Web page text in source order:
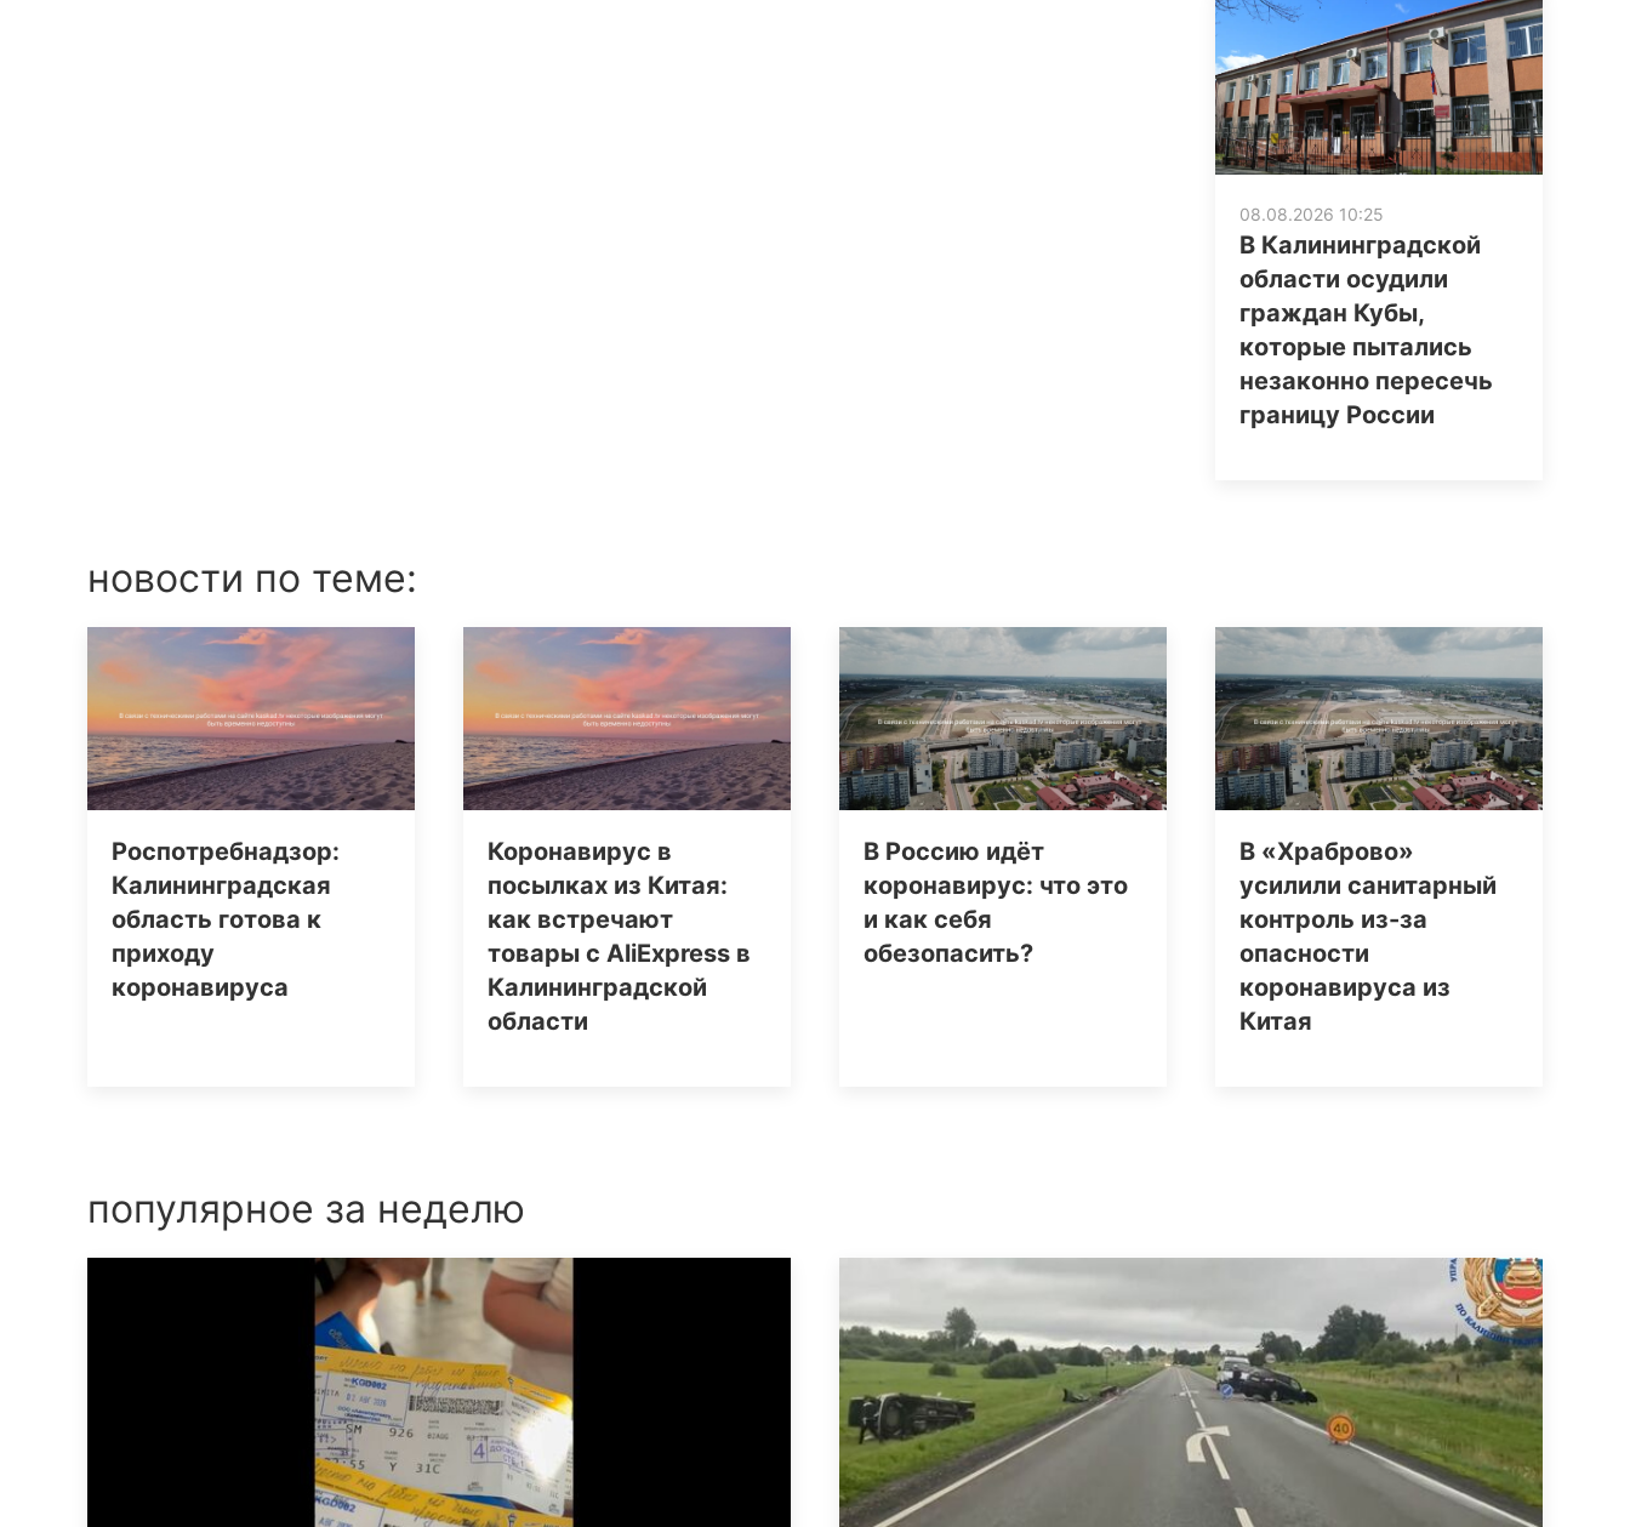
08.08.2026 10:25
В Калининградской
области осудили
граждан Кубы,
которые пытались
незаконно пересечь
границу России
новости по теме:
Роспотребнадзор:
Калининградская
область готова к
приходу
коронавируса
Коронавирус в
посылках из Китая:
как встречают
товары с AliExpress в
Калининградской
области
В Россию идёт
коронавирус: что это
и как себя
обезопасить?
В «Храброво»
усилили санитарный
контроль из-за
опасности
коронавируса из
Китая
популярное за неделю